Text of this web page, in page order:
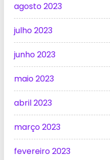
agosto 2023
julho 2023
junho 2023
maio 2023
abril 2023
março 2023
fevereiro 2023